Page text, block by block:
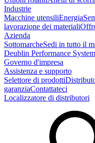
Industrie
Macchine utensiliEnergia
lavorazione dei materiali
Azienda
SottomarcheSedi in tutto il
Deublin Performance System
Governo d'impresa
Assistenza e supporto
Selettore di prodotti
garanziaContattateci
Localizzatore di distributori